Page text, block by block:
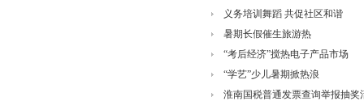
义务培训舞蹈 共促社区和谐
暑期长假催生旅游热
“考后经济”搅热电子产品市场
“学艺”少儿暑期掀热浪
淮南国税普通发票查询举报抽奖